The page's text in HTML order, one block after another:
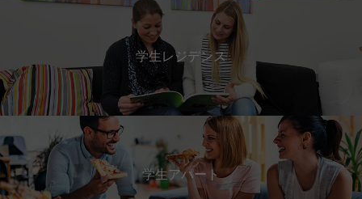
学生レジデンス
学生アパート